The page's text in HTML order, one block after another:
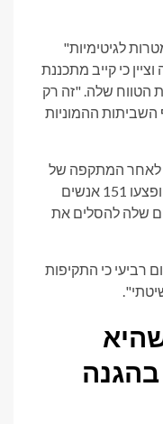
לגיטימיות"
כי קייב מתכננת
הטווח שלה. "זה רק
השביתות ההמוניות
לאחר המתקפה של
רוסיה על אוקראינה נהרגו 23 אזרחים ופצעו 151 אנשים
שלה להסלים את
רביעי כי התקיפות
בהגנה